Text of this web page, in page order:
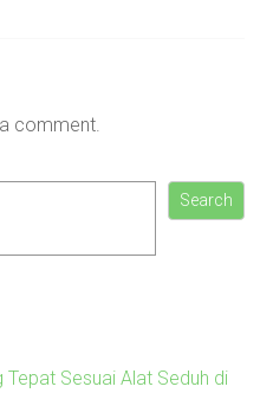
comment.
Search
Tepat Sesuai Alat Seduh di